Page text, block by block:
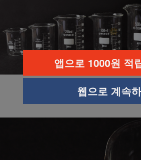
앱으로 1000원 적
웹으로 계속